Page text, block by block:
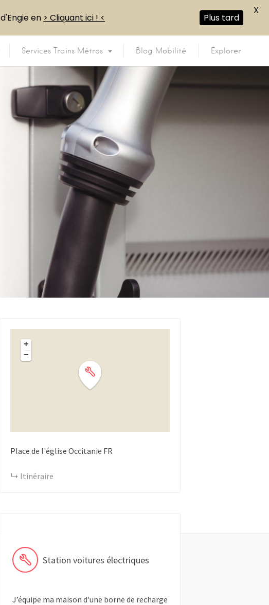
Services Trains Métros Blog Mobilité Explorer
+
−
Place de l'église Occitanie FR
Itinéraire
Station voitures électriques
J’équipe ma maison d'une borne de recharge
d'Engie en > Cliquant ici ! < Plus tard
X